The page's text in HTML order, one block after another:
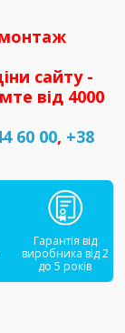
сайту -
від 4000
60 00, +38
Гарантія від
виробника від 2
до 5 років